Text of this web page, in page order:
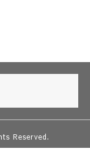
Reserved.